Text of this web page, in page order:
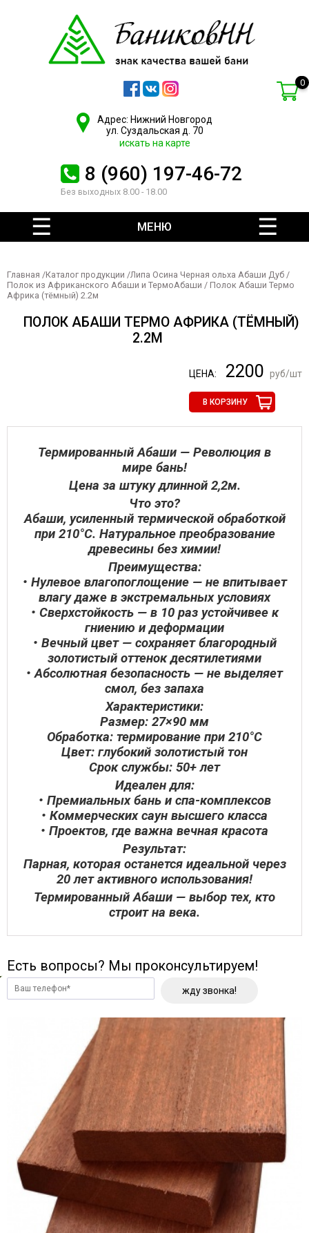
Адрес: Нижний Новгород
ул. Суздальская д. 70
искать на карте
8 (960) 197-46-72
Без выходных 8.00 - 18.00
0
МЕНЮ
Главная /Каталог продукции /Липа Осина Черная ольха Абаши Дуб /
Полок из Африканского Абаши и ТермоАбаши / Полок Абаши Термо
Африка (тёмный) 2.2м
ПОЛОК АБАШИ ТЕРМО АФРИКА (ТЁМНЫЙ)
2.2М
ЦЕНА: 2200 руб/шт
В КОРЗИНУ
Термированный Абаши — Революция в
мире бань!
Цена за штуку длинной 2,2м.
Что это?
Абаши, усиленный термической обработкой
при 210°C. Натуральное преобразование
древесины без химии!
Преимущества:
• Нулевое влагопоглощение — не впитывает
влагу даже в экстремальных условиях
• Сверхстойкость — в 10 раз устойчивее к
гниению и деформации
• Вечный цвет — сохраняет благородный
золотистый оттенок десятилетиями
• Абсолютная безопасность — не выделяет
смол, без запаха
Характеристики:
Размер: 27×90 мм
Обработка: термирование при 210°C
Цвет: глубокий золотистый тон
Срок службы: 50+ лет
Идеален для:
• Премиальных бань и спа-комплексов
• Коммерческих саун высшего класса
• Проектов, где важна вечная красота
Результат:
Парная, которая останется идеальной через
20 лет активного использования!
Термированный Абаши — выбор тех, кто
строит на века.
Есть вопросы? Мы проконсультируем!
жду звонка!